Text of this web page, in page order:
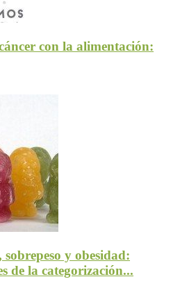
con la alimentación:
y obesidad:
de la categorización...